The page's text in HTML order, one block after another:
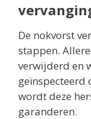
De nokvorst
stappen.
verwijderd en
geïnspecteerd
wordt deze
garanderen.